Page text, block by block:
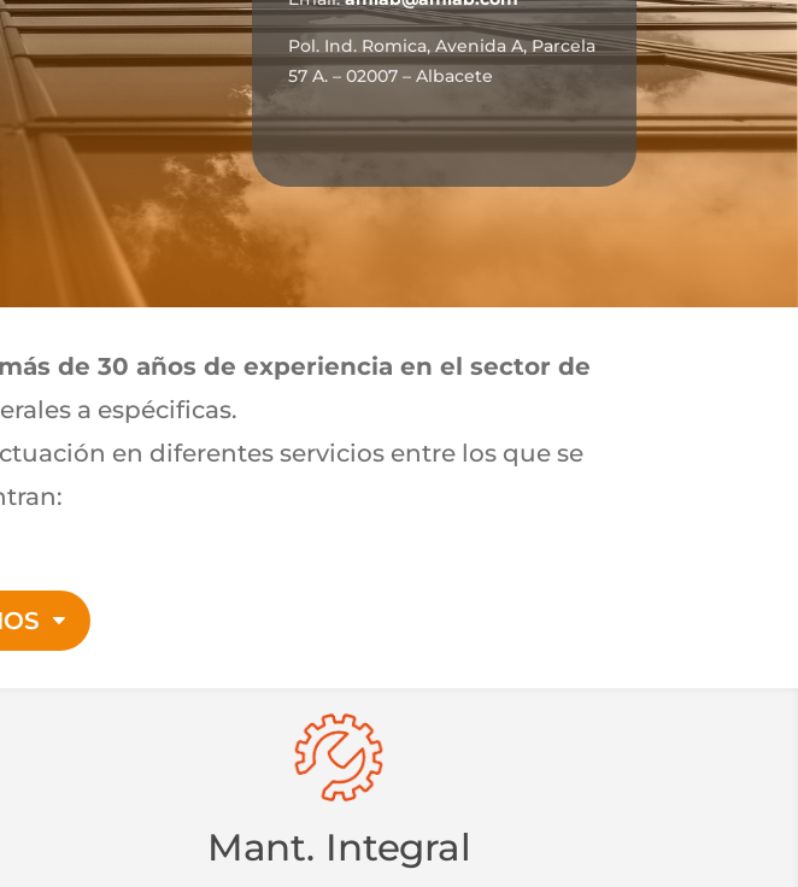
Pol. Ind. Romica, Avenida A, Parcela
57 A. – 02007 – Albacete
de 30 años de experiencia en el sector de
a espécificas.
en diferentes servicios entre los que se
Mant. Integral